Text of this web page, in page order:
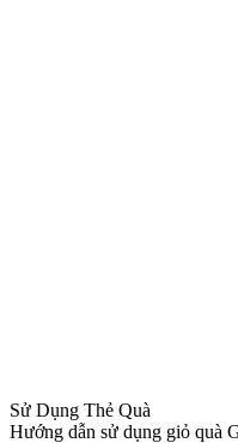
Sử Dụng Thẻ Quà
Hướng dẫn sử dụng giỏ quà